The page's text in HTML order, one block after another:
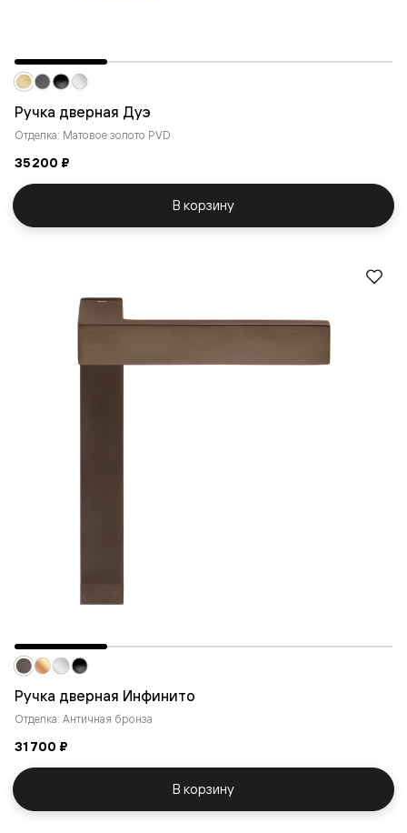
Ручка дверная Дуэ
Отделка: Матовое золото PVD
35 200 ₽
В корзину
Ручка дверная Инфинито
Отделка: Античная бронза
31 700 ₽
В корзину